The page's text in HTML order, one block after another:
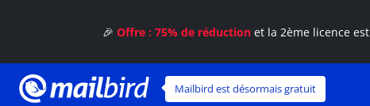
Mailbird est désormais gratuit
🎉 Offre : 75% de réductionet la 2ème licence est